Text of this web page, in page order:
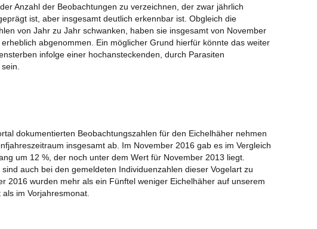
Anzahl der Beobachtungen zu verzeichnen, der zwar jährlich
ist, aber insgesamt deutlich erkennbar ist. Obgleich die
von Jahr zu Jahr schwanken, haben sie insgesamt von November
abgenommen. Ein möglicher Grund hierfür könnte das weiter
infolge einer hochansteckenden, durch Parasiten
dokumentierten Beobachtungszahlen für den Eichelhäher nehmen
insgesamt ab. Im November 2016 gab es im Vergleich
um 12 %, der noch unter dem Wert für November 2013 liegt.
auch bei den gemeldeten Individuenzahlen dieser Vogelart zu
2016 wurden mehr als ein Fünftel weniger Eichelhäher auf unserem
im Vorjahresmonat.